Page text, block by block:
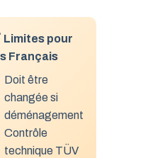
Limites pour
Français
Doit être
changée si
déménagement
Contrôle
technique TÜV